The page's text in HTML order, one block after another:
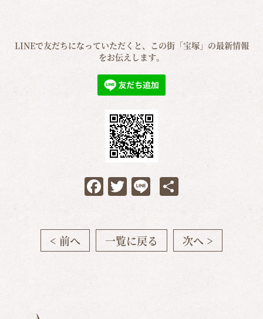
LINEで友だちになっていただくと、この街「宝塚」の最新情報
をお伝えします。
Facebook
Twitter
Line共
< 前へ 一覧に戻る 次へ >